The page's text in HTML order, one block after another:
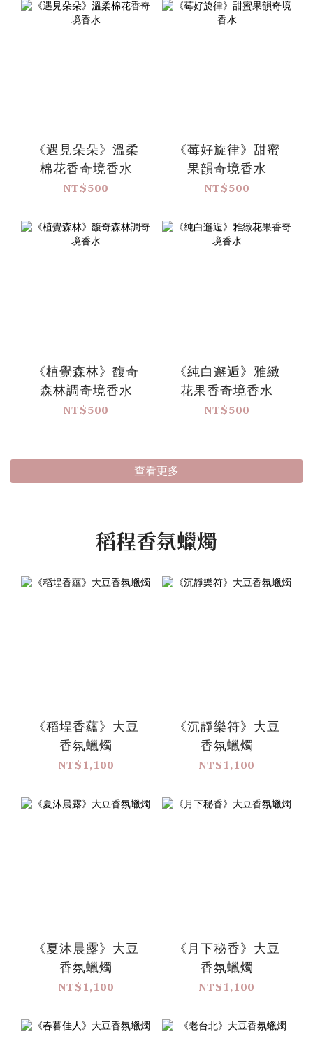
《遇見朵朵》溫柔
棉花香奇境香水
NT$500
《莓好旋律》甜蜜
果韻奇境香水
NT$500
《植覺森林》馥奇
森林調奇境香水
NT$500
《純白邂逅》雅緻
花果香奇境香水
NT$500
查看更多
稻程香氛蠟燭
《稻埕香蘊》大豆
香氛蠟燭
NT$1,100
《沉靜樂符》大豆
香氛蠟燭
NT$1,100
《夏沐晨露》大豆
香氛蠟燭
NT$1,100
《月下秘香》大豆
香氛蠟燭
NT$1,100